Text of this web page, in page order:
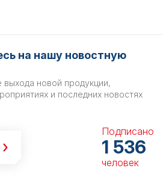
на нашу новостную
выхода новой продукции,
и последних новостях
Подписано
1 536
человек